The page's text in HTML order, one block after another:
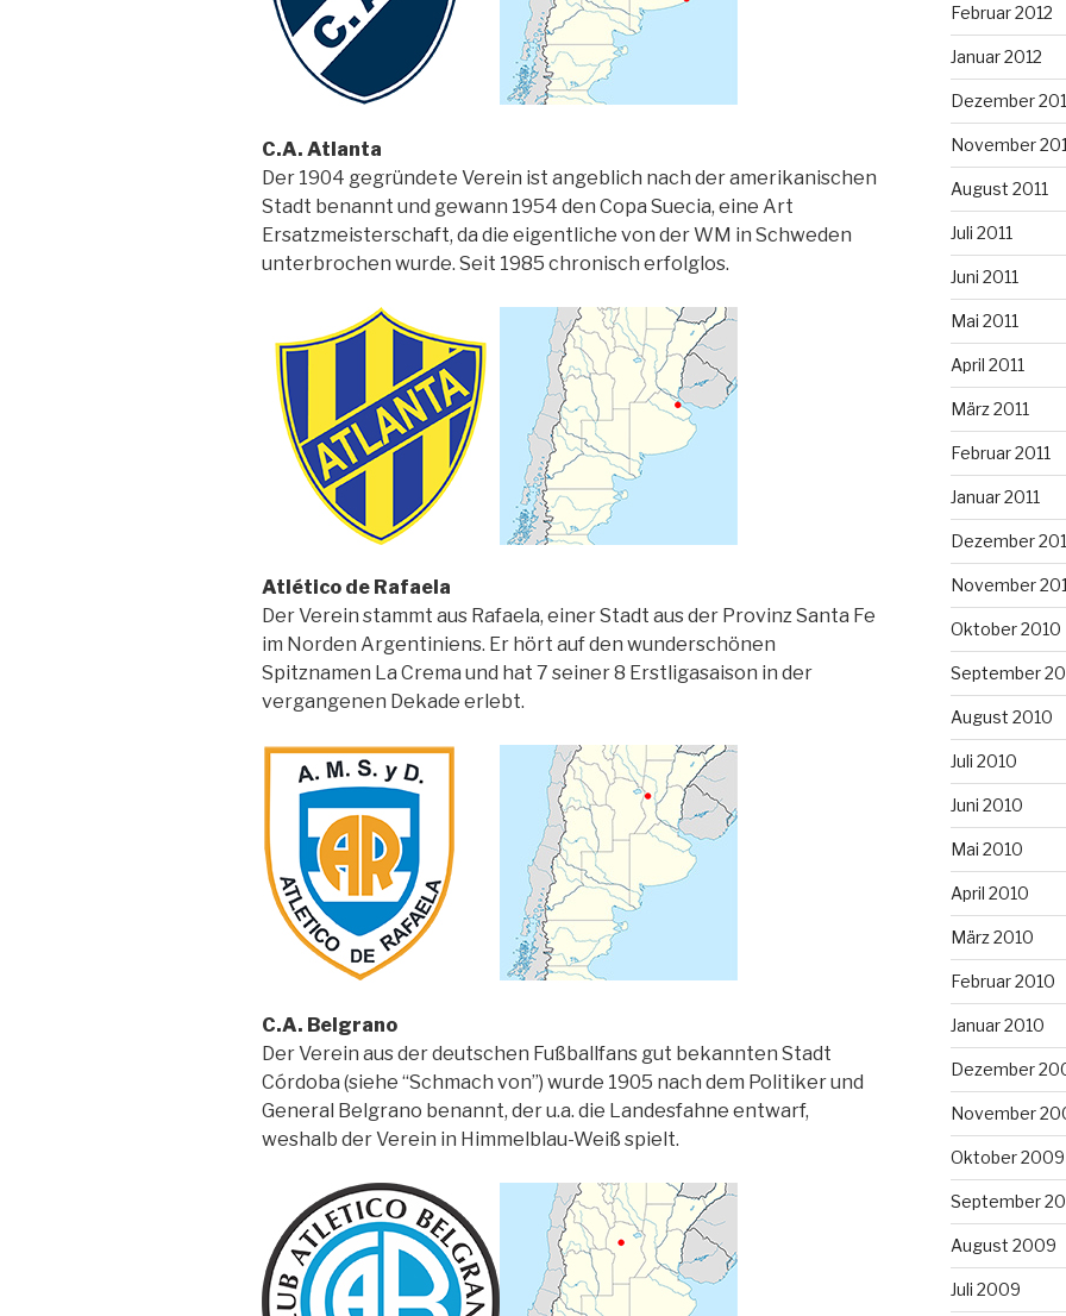
C.A. Atlanta
Der 1904 gegründete Verein ist angeblich nach der amerikanischen
Stadt benannt und gewann 1954 den Copa Suecia, eine Art
Ersatzmeisterschaft, da die eigentliche von der WM in Schweden
unterbrochen wurde. Seit 1985 chronisch erfolglos.
Atlético de Rafaela
Der Verein stammt aus Rafaela, einer Stadt aus der Provinz Santa Fe
im Norden Argentiniens. Er hört auf den wunderschönen
Spitznamen La Crema und hat 7 seiner 8 Erstligasaison in der
vergangenen Dekade erlebt.
C.A. Belgrano
Der Verein aus der deutschen Fußballfans gut bekannten Stadt
Córdoba (siehe “Schmach von”) wurde 1905 nach dem Politiker und
General Belgrano benannt, der u.a. die Landesfahne entwarf,
weshalb der Verein in Himmelblau-Weiß spielt.
Februar 2012
Januar 2012
Dezember
November
August 2011
Juli 2011
Juni 2011
Mai 2011
April 2011
März 2011
Februar 2011
Januar 2011
Dezember
November
Oktober 2010
September
August 2010
Juli 2010
Juni 2010
Mai 2010
April 2010
März 2010
Februar 2010
Januar 2010
Dezember
November
Oktober 2009
September
August 2009
Juli 2009